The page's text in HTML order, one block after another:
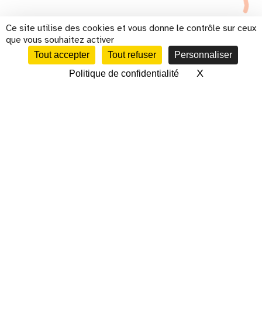
Ce site utilise des cookies et vous donne le contrôle sur ceux
que vous souhaitez activer
Tout accepter Tout refuser
Personnaliser
Politique de confidentialité
XMasquer le
CALENDRIER